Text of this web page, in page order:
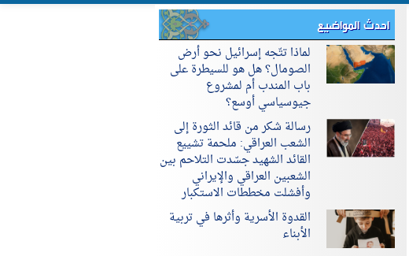
احدث المواضيع
لماذا تتّجه إسرائيل نحو أرض
الصومال؟ هل هو للسيطرة على
باب المندب أم لمشروع
جيوسياسي أوسع؟
رسالة شكر من قائد الثورة إلى
الشعب العراقي: ملحمة تشييع
القائد الشهيد جسّدت التلاحم بين
الشعبين العراقي والإيراني
وأفشلت مخططات الاستكبار
القدوة الأسرية وأثرها في تربية
الأبناء